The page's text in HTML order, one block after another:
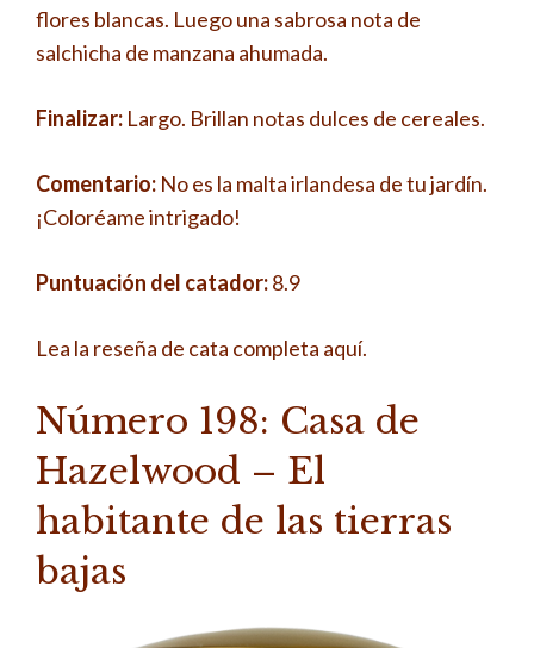
flores blancas. Luego una sabrosa nota de
salchicha de manzana ahumada.
Finalizar: Largo. Brillan notas dulces de cereales.
Comentario: No es la malta irlandesa de tu jardín.
¡Coloréame intrigado!
Puntuación del catador:8.9
Lea la reseña de cata completa aquí.
Número 198: Casa de
Hazelwood – El
habitante de las tierras
bajas